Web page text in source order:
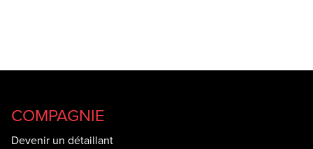
COMPAGNIE
Devenir un détaillant